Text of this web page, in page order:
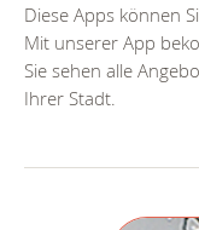
Diese Apps können
Mit unserer App
Sie sehen alle
Ihrer Stadt.